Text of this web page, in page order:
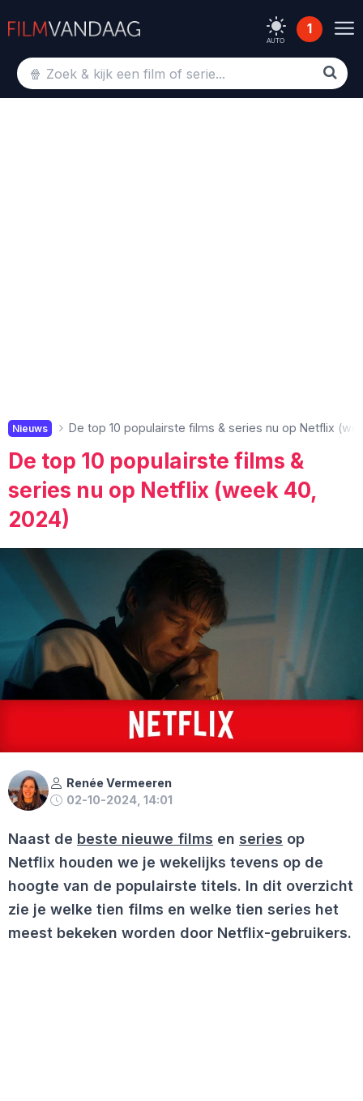
AUTO
1
Nieuws De top 10 populairste films & series nu op Netflix
De top 10 populairste films &
series nu op Netflix (week 40,
2024)
Renée Vermeeren
02-10-2024, 14:01
Naast de beste nieuwe films en series op
Netflix houden we je wekelijks tevens op de
hoogte van de populairste titels. In dit overzicht
zie je welke tien films en welke tien series het
meest bekeken worden door Netflix-gebruikers.